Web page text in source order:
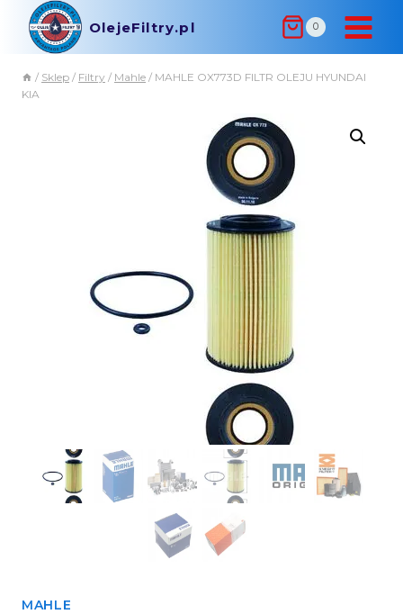
OlejeFiltry.pl 0
/ Sklep / Filtry / Mahle / MAHLE OX773D FILTR OLEJU HYUNDAI
KIA
MAHLE